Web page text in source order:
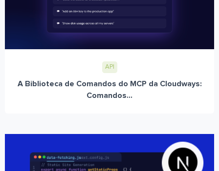
API
A Biblioteca de Comandos do MCP da Cloudways:
Comandos...